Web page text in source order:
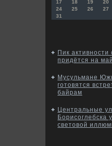
17
18 19 20
24
25 26 27
31
Пик
придётся на
Мусульмане
готовятся
байрам
Центральные
Борисоглебска
световой